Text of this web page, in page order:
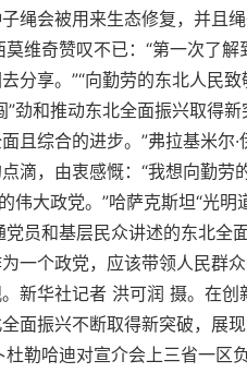
绳会被用来生态修复，并且
维奇赞叹不已：“第一次了
分享。”“向勤劳的东北人民
劲和推动东北全面振兴取得
且综合的进步。”弗拉基米尔
滴，由衷感慨：“我想向勤
伟大政党。”哈萨克斯坦“光
员和基层民众讲述的东北全
一个政党，应该带领人民
新华社记者 洪可润 摄。在
面振兴不断取得新突破，展
勒哈迪对宣介会上三省一区